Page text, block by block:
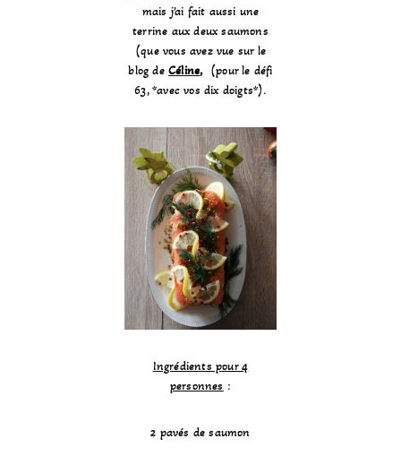
mais j’ai fait aussi une
terrine aux deux saumons
(que vous avez vue sur le
blog de Céline,(pour le défi
63, *avec vos dix doigts*).
Ingrédients pour 4
personnes :
2 pavés de saumon